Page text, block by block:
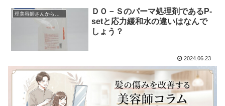
ＤＯ－Ｓのパーマ処理剤であるP-
setと応力緩和水の違いはなんで
しょう？
2024.06.23